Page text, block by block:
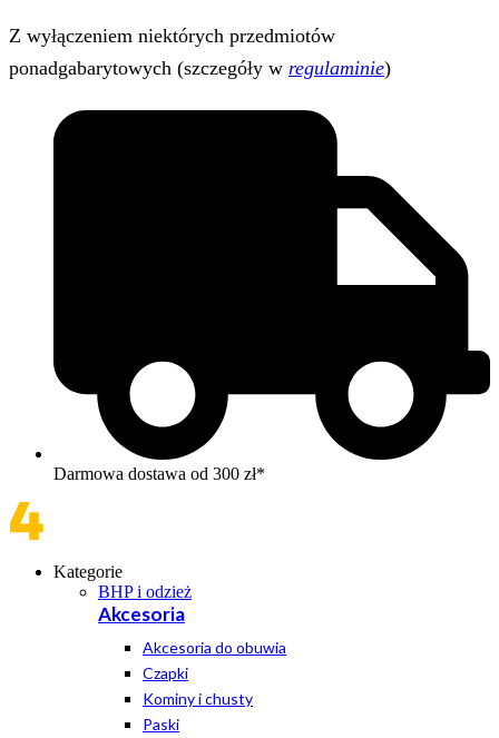
Z wyłączeniem niektórych przedmiotów
ponadgabarytowych (szczegóły w regulaminie)
Darmowa dostawa od 300 zł*
Kategorie
BHP i odzież
Akcesoria
Akcesoria do obuwia
Czapki
Kominy i chusty
Paski